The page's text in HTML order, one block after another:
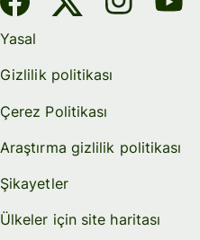
Yasal
Gizlilik politikası
Çerez Politikası
Araştırma gizlilik politikası
Şikayetler
Ülkeler için site haritası